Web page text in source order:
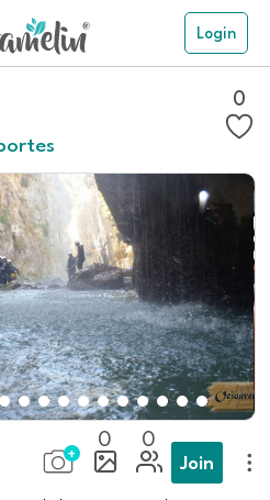
Login
0
0 0
Join